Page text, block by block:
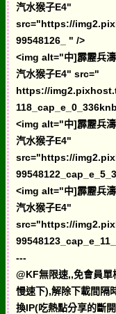
汽水猴子E4"
src="https://
99548126_ " />
<img alt="中]霹靂兵
汽水猴子E4" src="
https://
<img alt="中]霹靂兵
汽水猴子E4"
src="https://
<img alt="中]霹靂兵
汽水猴子E4"
src="https://
---
@KF無限速,,免會員單
慢速下),解除下載間隔
換IP(吃熱點分享的斷